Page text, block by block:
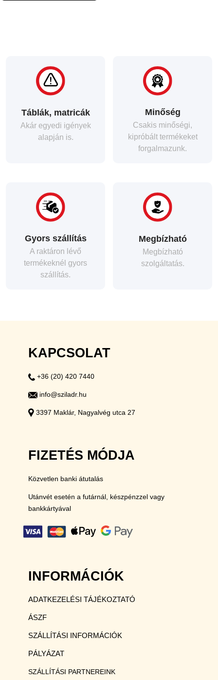
Táblák, matricák
Akár egyedi igények
alapján is.
Minőség
Csakis minőségi,
kipróbált termékeket
forgalmazunk.
Gyors szállítás
A raktáron lévő
termékeknél gyors
szállítás.
Megbízható
Megbízható
szolgáltatás.
KAPCSOLAT
+36 (20) 420 7440
info@sziladr.hu
3397 Maklár, Nagyalvég utca 27
FIZETÉS MÓDJA
Közvetlen banki átutalás
Utánvét esetén a futárnál, készpénzzel vagy
bankkártyával
INFORMÁCIÓK
ADATKEZELÉSI TÁJÉKOZTATÓ
ÁSZF
SZÁLLÍTÁSI INFORMÁCIÓK
PÁLYÁZAT
SZÁLLÍTÁSI PARTNEREINK